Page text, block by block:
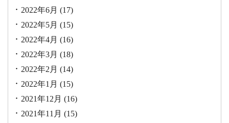
2022年6月 (17)
2022年5月 (15)
2022年4月 (16)
2022年3月 (18)
2022年2月 (14)
2022年1月 (15)
2021年12月 (16)
2021年11月 (15)